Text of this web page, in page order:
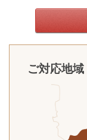
ご対応地域